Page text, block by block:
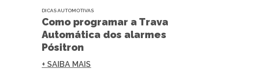
DICAS AUTOMOTIVAS
Como programar a Trava
Automática dos alarmes
Pósitron
+ SAIBA MAIS